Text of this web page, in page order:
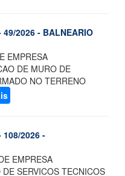
49/2026 - BALNEARIO
EMPRESA
DE MURO DE
NO TERRENO
108/2026 -
EMPRESA
SERVICOS TECNICOS